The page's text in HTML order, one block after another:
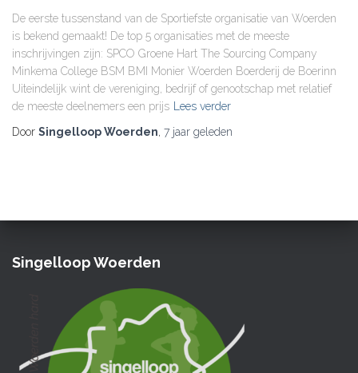
De eerste tussenstand van de Sportiefste organisatie van Woerden
is bekend gemaakt! De top 5 organisaties met de meeste
inschrijvingen zijn: SPCO Groene Hart The Sourcing Company
Minkema College BSM BMI Monier Woerden Boerderij de Boerinn
Uiteindelijk wint de vereniging, bedrijf of genootschap met relatief
de meeste deelnemers een prijs
Lees verder
Door Singelloop Woerden, 7 jaar geleden
Singelloop Woerden